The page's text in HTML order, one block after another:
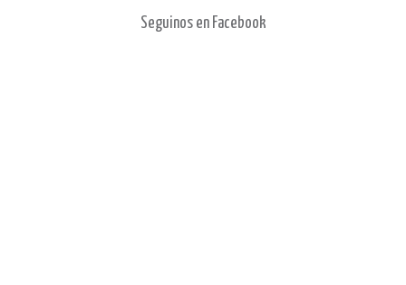
Seguinos en Facebook